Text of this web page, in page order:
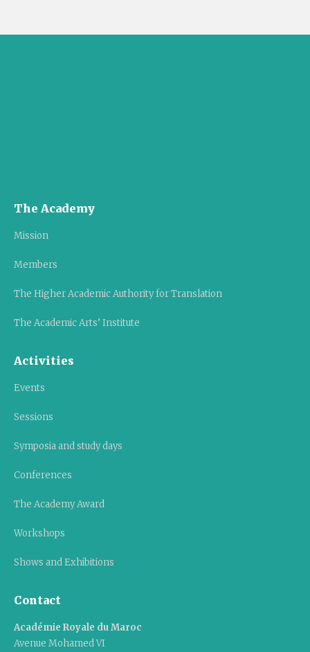
The Academy
Mission
Members
The Higher Academic Authority for Translation
The Academic Arts’ Institute
Activities
Events
Sessions
Symposia and study days
Conferences
The Academy Award
Workshops
Shows and Exhibitions
Contact
Académie Royale du Maroc
Avenue Mohamed VI